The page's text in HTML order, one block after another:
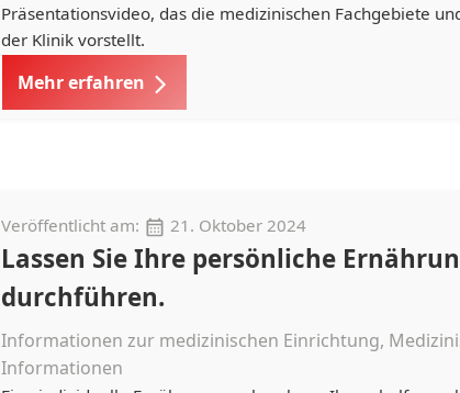
Präsentationsvideo, das die medizinischen Fachgebiete
der Klinik vorstellt.
Mehr erfahren
Veröffentlicht am: 21. Oktober 2024
Lassen Sie Ihre persönliche
durchführen.
Informationen zur medizinischen Einrichtung,
Informationen